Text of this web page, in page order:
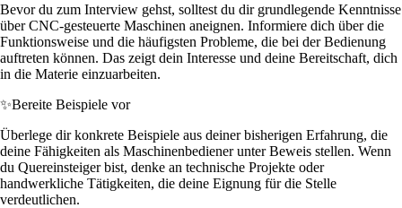
Bevor du zum Interview gehst, solltest du dir grundlegende Kenntnisse
über CNC-gesteuerte Maschinen aneignen. Informiere dich über die
Funktionsweise und die häufigsten Probleme, die bei der Bedienung
auftreten können. Das zeigt dein Interesse und deine Bereitschaft, dich
in die Materie einzuarbeiten.
✨Bereite Beispiele vor
Überlege dir konkrete Beispiele aus deiner bisherigen Erfahrung, die
deine Fähigkeiten als Maschinenbediener unter Beweis stellen. Wenn
du Quereinsteiger bist, denke an technische Projekte oder
handwerkliche Tätigkeiten, die deine Eignung für die Stelle
verdeutlichen.